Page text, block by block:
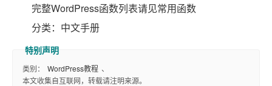
完整WordPress函数列表请见常用函数
分类：中文手册
类别： WordPress教程 、
本文收集自互联网，转载请注明来源。